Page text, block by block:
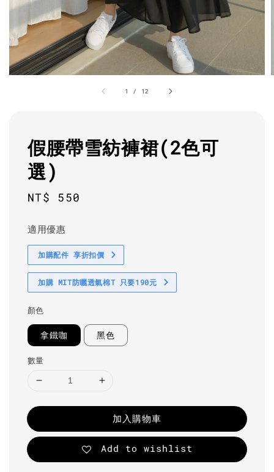
1 / 12
假腰帶雪紡褲裙(2色可
選)
Regular
NT$ 550
適用優惠
加購配件 享折扣價
加購 MIT防曬透氣棉T 只要190元
顏色
拿鐵咖 黑色
數量
加入購物車
Add to wishlist